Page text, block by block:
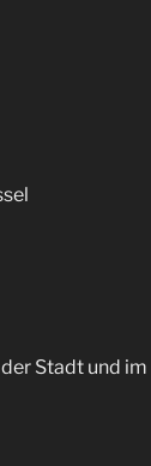
Stadt und im